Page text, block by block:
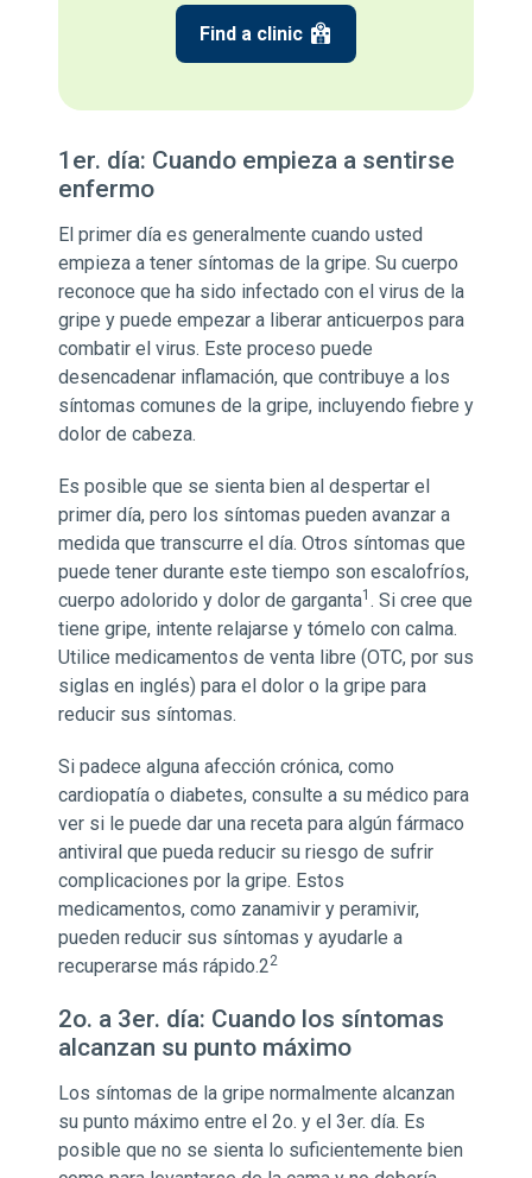
Find a clinic
1er. día: Cuando empieza a sentirse
enfermo
El primer día es generalmente cuando usted
empieza a tener síntomas de la gripe. Su cuerpo
reconoce que ha sido infectado con el virus de la
gripe y puede empezar a liberar anticuerpos para
combatir el virus. Este proceso puede
desencadenar inflamación, que contribuye a los
síntomas comunes de la gripe, incluyendo fiebre y
dolor de cabeza.
Es posible que se sienta bien al despertar el
primer día, pero los síntomas pueden avanzar a
medida que transcurre el día. Otros síntomas que
puede tener durante este tiempo son escalofríos,
cuerpo adolorido y dolor de garganta1 . Si cree que
tiene gripe, intente relajarse y tómelo con calma.
Utilice medicamentos de venta libre (OTC, por sus
siglas en inglés) para el dolor o la gripe para
reducir sus síntomas.
Si padece alguna afección crónica, como
cardiopatía o diabetes, consulte a su médico para
ver si le puede dar una receta para algún fármaco
antiviral que pueda reducir su riesgo de sufrir
complicaciones por la gripe. Estos
medicamentos, como zanamivir y peramivir,
pueden reducir sus síntomas y ayudarle a
recuperarse más rápido.22
2o. a 3er. día: Cuando los síntomas
alcanzan su punto máximo
Los síntomas de la gripe normalmente alcanzan
su punto máximo entre el 2o. y el 3er. día. Es
posible que no se sienta lo suficientemente bien